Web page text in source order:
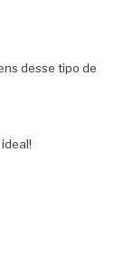
desse tipo de